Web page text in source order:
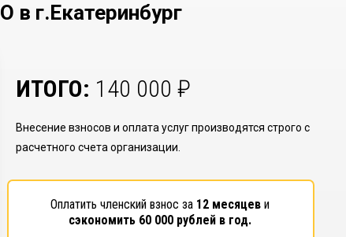
г.Екатеринбург
ИТОГО: 140 000 ₽
Внесение взносов и оплата услуг производятся строго с
расчетного счета организации.
Оплатить членский взнос за 12 месяцеви
сэкономить 60 000 рублей в год.